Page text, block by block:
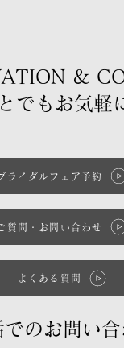
でもお気軽
&
ライダルフェア予約
質問・お問い合わせ
よくある質問
でのお問い合